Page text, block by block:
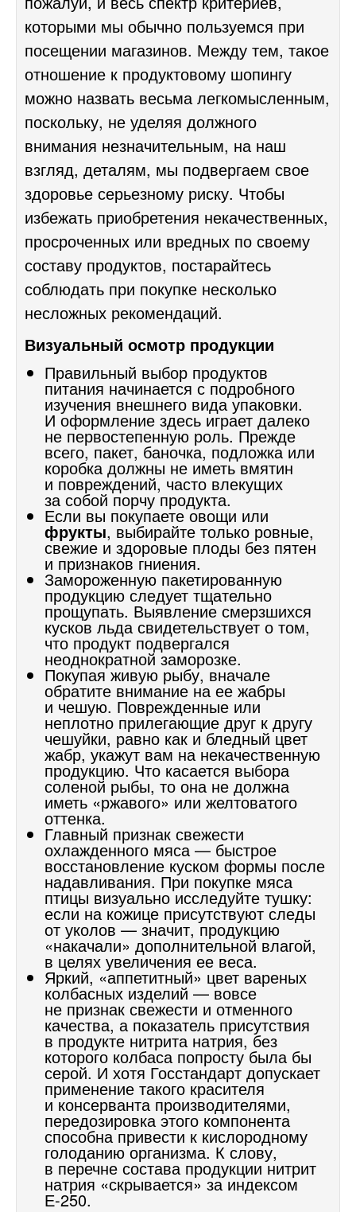
которыми мы обычно пользуемся при
посещении магазинов. Между тем, такое
отношение к продуктовому шопингу
можно назвать весьма легкомысленным,
поскольку, не уделяя должного
внимания незначительным, на наш
взгляд, деталям, мы подвергаем свое
здоровье серьезному риску. Чтобы
избежать приобретения некачественных,
просроченных или вредных по своему
составу продуктов, постарайтесь
соблюдать при покупке несколько
несложных рекомендаций.
Визуальный осмотр продукции
Правильный выбор продуктов
питания начинается с подробного
изучения внешнего вида упаковки.
И оформление здесь играет далеко
не первостепенную роль. Прежде
всего, пакет, баночка, подложка или
коробка должны не иметь вмятин
и повреждений, часто влекущих
за собой порчу продукта.
Если вы покупаете овощи или
фрукты, выбирайте только ровные,
свежие и здоровые плоды без пятен
и признаков гниения.
Замороженную пакетированную
продукцию следует тщательно
прощупать. Выявление смерзшихся
кусков льда свидетельствует о том,
что продукт подвергался
неоднократной заморозке.
Покупая живую рыбу, вначале
обратите внимание на ее жабры
и чешую. Поврежденные или
неплотно прилегающие друг к другу
чешуйки, равно как и бледный цвет
жабр, укажут вам на некачественную
продукцию. Что касается выбора
соленой рыбы, то она не должна
иметь «ржавого» или желтоватого
оттенка.
Главный признак свежести
охлажденного мяса — быстрое
восстановление куском формы после
надавливания. При покупке мяса
птицы визуально исследуйте тушку:
если на кожице присутствуют следы
от уколов — значит, продукцию
«накачали» дополнительной влагой,
в целях увеличения ее веса.
Яркий, «аппетитный» цвет вареных
колбасных изделий — вовсе
не признак свежести и отменного
качества, а показатель присутствия
в продукте нитрита натрия, без
которого колбаса попросту была бы
серой. И хотя Госстандарт допускает
применение такого красителя
и консерванта производителями,
передозировка этого компонента
способна привести к кислородному
голоданию организма. К слову,
в перечне состава продукции нитрит
натрия «скрывается» за индексом
Е-250.